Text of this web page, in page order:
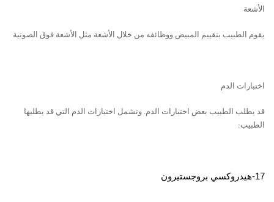
الأشعة
يقوم الطبيب بتقييم المبيض ووظائفه من خلال الأشعة مثل الأشعة فوق الصوتية
اختبارات الدم
قد يطلب الطبيب بعض اختبارات الدم. وتشمل اختبارات الدم التي قد يطلبها
الطبيب:
17-هيدروكسي بروجستيرون